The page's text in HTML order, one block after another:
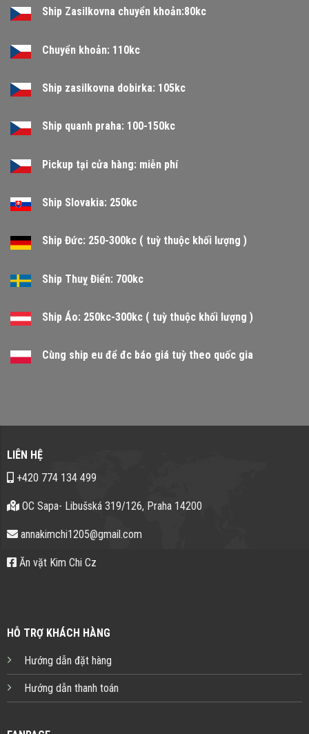
Ship Zasilkovna chuyển khoản:80kc
Chuyển khoản: 110kc
Ship zasilkovna dobirka: 105kc
Ship quanh praha: 100-150kc
Pickup tại cửa hàng: miễn phí
Ship Slovakia: 250kc
Ship Đức: 250-300kc ( tuỳ thuộc khối lượng )
Ship Thuỵ Điển: 700kc
Ship Áo: 250kc-300kc ( tuỳ thuộc khối lượng )
Cùng ship eu để đc báo giá tuỳ theo quốc gia
LIÊN HỆ
+420 774 134 499
OC Sapa- Libušská 319/126, Praha 14200
annakimchi1205@gmail.com
Ăn vặt Kim Chi Cz
HỖ TRỢ KHÁCH HÀNG
Hướng dẫn đặt hàng
Hướng dẫn thanh toán